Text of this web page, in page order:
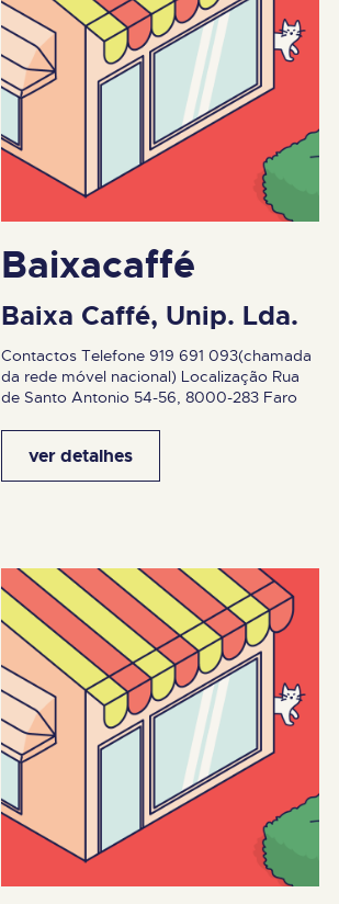
Baixacaffé
Baixa Caffé, Unip. Lda.
Contactos Telefone 919 691 093(chamada
da rede móvel nacional) Localização Rua
de Santo Antonio 54-56, 8000-283 Faro
ver detalhes